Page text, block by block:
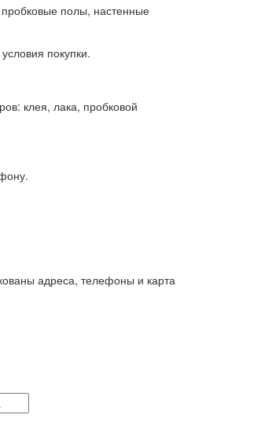
полы, настенные
покупки.
клея, лака, пробковой
адреса, телефоны и карта